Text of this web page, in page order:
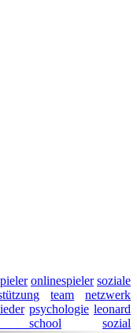
onlinespieler soziale
team
netzwerk
psychologie leonard
school sozial